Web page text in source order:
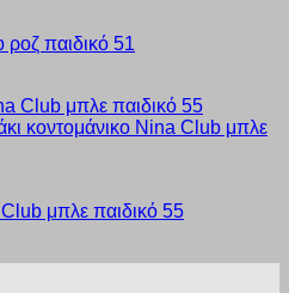
παιδικό 51
μπλε παιδικό 55